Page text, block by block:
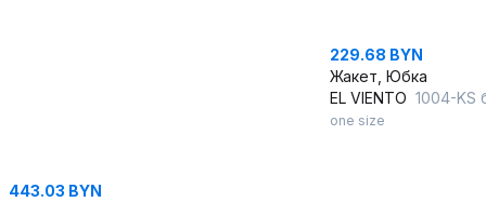
443.03 BYN
229.68 BYN
Жакет, Юбка
EL VIENTO 1004-KS
one size